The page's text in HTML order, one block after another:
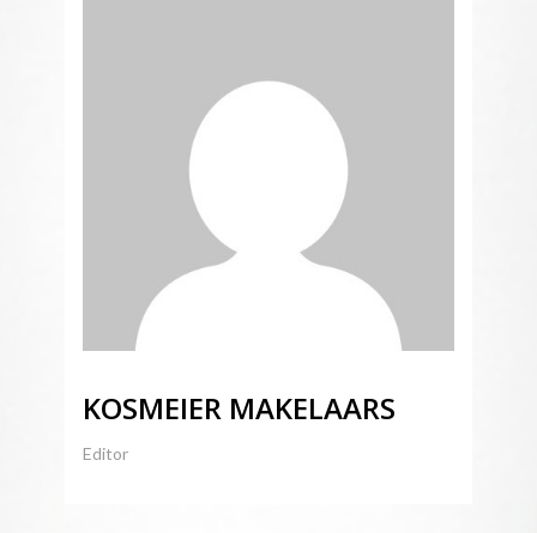
KOSMEIER MAKELAARS
Editor